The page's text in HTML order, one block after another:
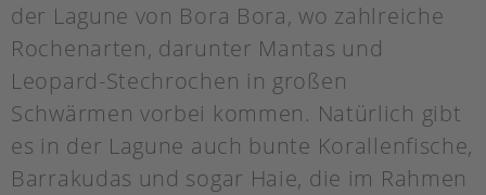
der Lagune von Bora Bora, wo zahlreiche
Rochenarten, darunter Mantas und
Leopard-Stechrochen in großen
Schwärmen vorbei kommen. Natürlich gibt
es in der Lagune auch bunte Korallenfische,
Barrakudas und sogar Haie, die im Rahmen